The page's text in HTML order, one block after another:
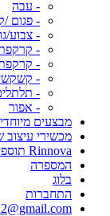
- עבה
- פגום /
- צבוע/
-
-
-
-
- אפור
מבצעים
מכשירי עיצוב
Rinnova תוספי מזון לחיזוק השיער
המספרה
בלוג
התחברות